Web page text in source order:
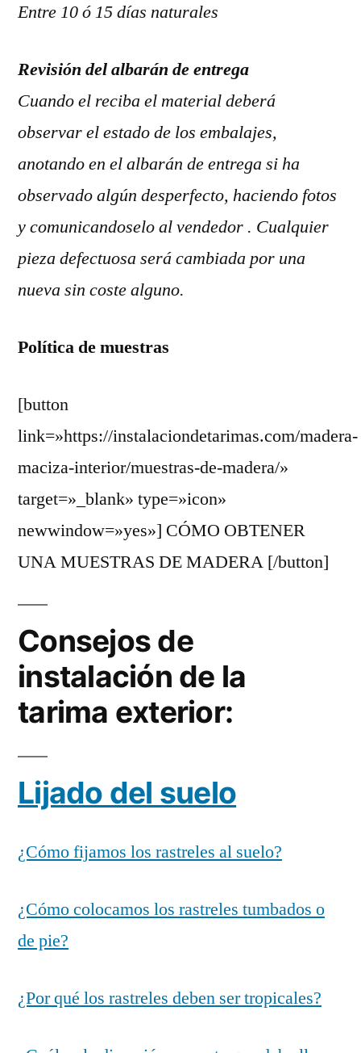
Entre 10 ó 15 días naturales
Revisión del albarán de entrega
Cuando el reciba el material deberá
observar el estado de los embalajes,
anotando en el albarán de entrega si ha
observado algún desperfecto, haciendo fotos
y comunicandoselo al vendedor . Cualquier
pieza defectuosa será cambiada por una
nueva sin coste alguno.
Política de muestras
[button
link=»https://instalaciondetarimas.com/madera-
maciza-interior/muestras-de-madera/»
target=»_blank» type=»icon»
newwindow=»yes»] CÓMO OBTENER
UNA MUESTRAS DE MADERA [/button]
Consejos de
instalación de la
tarima exterior:
Lijado del suelo
¿Cómo fijamos los rastreles al suelo?
¿Cómo colocamos los rastreles tumbados o
de pie?
¿Por qué los rastreles deben ser tropicales?